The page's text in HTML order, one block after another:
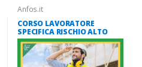
Anfos.it
CORSO LAVORATORE
SPECIFICA RISCHIO ALTO